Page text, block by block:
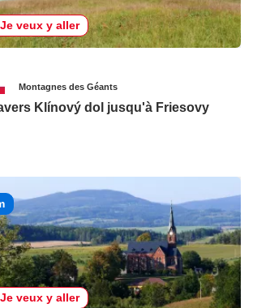
Je veux y aller
Montagnes des Géants
Klínový dol jusqu'à Friesovy
Je veux y aller